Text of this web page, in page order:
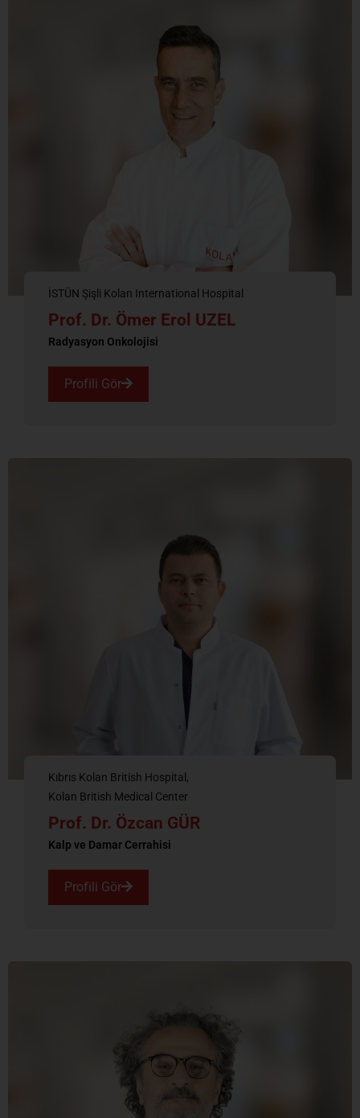
İSTÜN Şişli Kolan International Hospital
Prof. Dr. Ömer Erol UZEL
Radyasyon Onkolojisi
Profili Gör
Kıbrıs Kolan British Hospital
Kolan British Medical Center
Prof. Dr. Özcan GÜR
Kalp ve Damar Cerrahisi
Profili Gör